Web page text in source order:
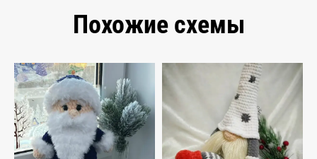
Похожие схемы